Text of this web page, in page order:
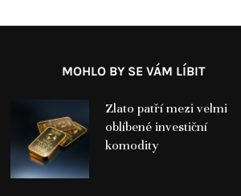
MOHLO BY SE VÁM LÍBIT
Zlato patří mezi velmi
oblíbené investiční
komodity